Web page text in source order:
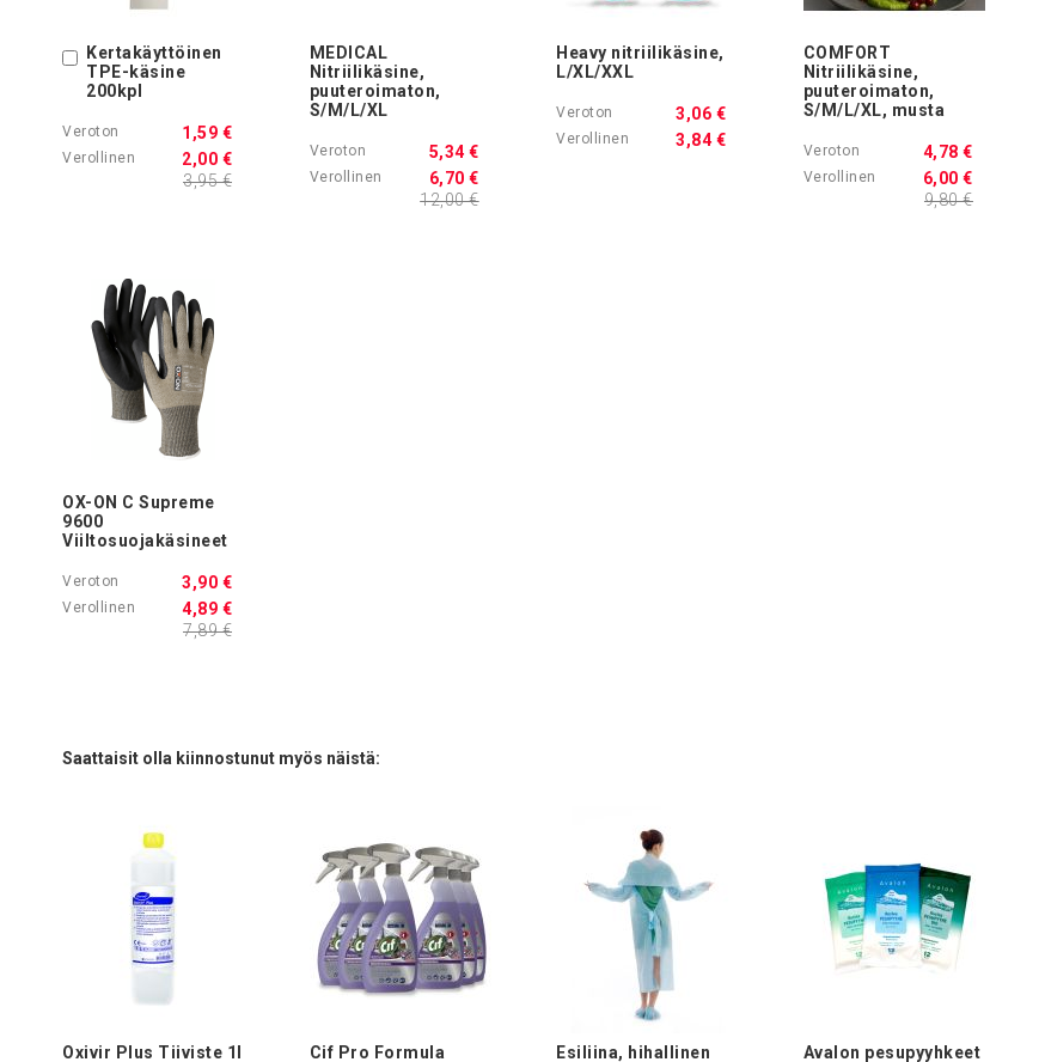
Kertakäyttöinen
TPE-käsine
200kpl
2,00 €
1,59 €
3,95 €
Ostoskoriin
MEDICAL
Nitriilikäsine,
puuteroimaton,
S/M/L/XL
6,70 €
5,34 €
12,00 €
Heavy nitriilikäsine,
L/XL/XXL
3,84 €
3,06 €
COMFORT
Nitriilikäsine,
puuteroimaton,
S/M/L/XL, musta
6,00 €
4,78 €
9,80 €
OX-ON C Supreme
9600
Viiltosuojakäsineet
4,89 €
3,90 €
7,89 €
Saattaisit olla kiinnostunut myös näistä:
Oxivir Plus Tiiviste 1l
Cif Pro Formula
Esiliina, hihallinen
Avalon pesupyyhkeet